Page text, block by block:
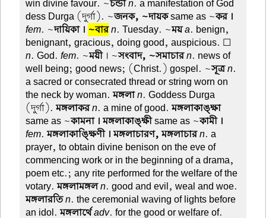
win divine favour. ~চন্ডীn. a manifestation of God
dess Durga (দুর্গা). ~জনক, ~দায়কsame as ~কর ।
fem. ~দায়িকা । ~বারn. Tuesday. ~ময়a. benign,
benignant, gracious, doing good, auspicious. ☐
n. God.fem. ~ময়ী। ~সংবাদ, ~সমাচারn. news of
well being; good news; (Christ.) gospel. ~সূত্রn.
a sacred or consecrated thread or string worn on
the neck by woman.মঙ্গলাn. Goddess Durga
(দুর্গা).মঙ্গলাকরn. a mine of good.মঙ্গলাকাঙ্ক্ষা
same as ~কামনা । মঙ্গলাকাঙ্ক্ষীsame as ~কামী ।
fem.মঙ্গলাকাঙ্ক্ষিণী । মঙ্গলাচারণ, মঙ্গলাচারn. a
prayer, to obtain divine benison on the eve of
commencing work or in the beginning of a drama,
poem etc.; any rite performed for the welfare of the
votary.মঙ্গলামঙ্গলn. good and evil, weal and woe.
মঙ্গলারতিn. the ceremonial waving of lights before
an idol.মঙ্গলার্থেadv. for the good or welfare of.